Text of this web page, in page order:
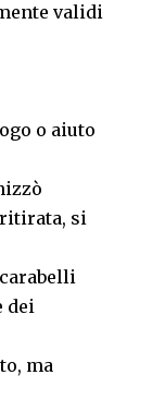
validi
o aiuto
ritirata, si
dei
ma